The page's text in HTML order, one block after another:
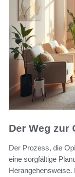
Der Weg zur
Der Prozess, die
eine sorgfältige